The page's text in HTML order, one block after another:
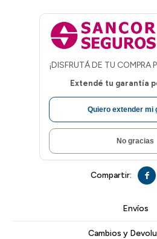
¡DISFRUTÁ DE TU COMPRA
Extendé tu garantía
Quiero extender mi
No gracias

Envíos
Cambios y